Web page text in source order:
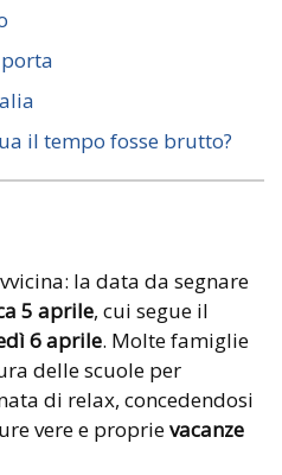
il tempo fosse brutto?
la data da segnare
5 aprile, cui segue il
6 aprile. Molte famiglie
delle scuole per
di relax, concedendosi
vere e proprievacanze